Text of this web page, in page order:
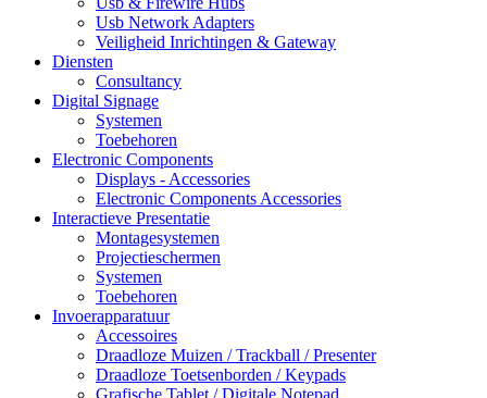
Usb Network Adapters
Veiligheid Inrichtingen & Gateway
Diensten
Consultancy
Digital Signage
Systemen
Toebehoren
Electronic Components
Displays - Accessories
Electronic Components Accessories
Interactieve Presentatie
Montagesystemen
Projectieschermen
Systemen
Toebehoren
Invoerapparatuur
Accessoires
Draadloze Muizen / Trackball / Presenter
Draadloze Toetsenborden / Keypads